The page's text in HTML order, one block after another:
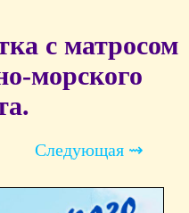
с матросом
морского
Следующая ⇝